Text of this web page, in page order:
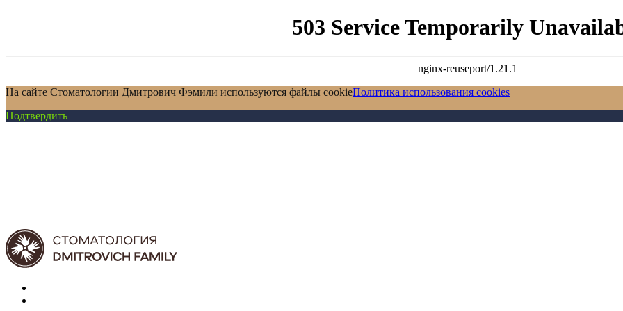
503 Service Temporarily
nginx-reuseport/1.21.1
На сайте Стоматологии Дмитрович Фэмили используются файлы cookieПолитика использования cookies
Подтвердить